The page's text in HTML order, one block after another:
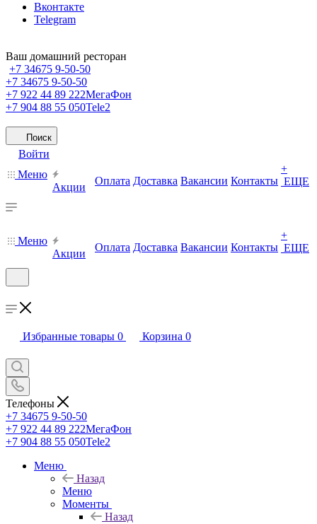
Вконтакте
Telegram
Ваш домашний ресторан
+7 34675 9-50-50
+7 34675 9-50-50
+7 922 44 89 222МегаФон
+7 904 88 55 050Tele2
Поиск
Войти
Меню
Акции
Оплата Доставка Вакансии Контакты
+
ЕЩЕ
Меню
Акции
Оплата Доставка Вакансии Контакты
+
ЕЩЕ
Избранные товары 0 Корзина 0
Телефоны
+7 34675 9-50-50
+7 922 44 89 222МегаФон
+7 904 88 55 050Tele2
Меню
Назад
Меню
Моменты
Назад